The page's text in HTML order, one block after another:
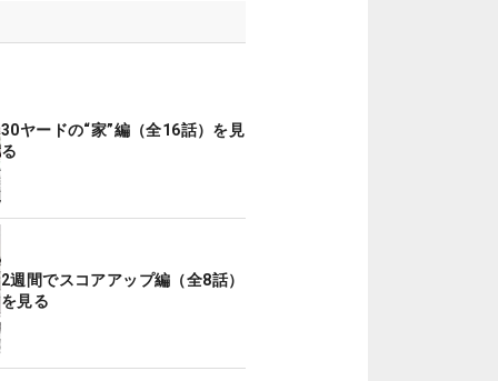
30ヤードの“家”編（全16話）を見
る
2週間でスコアアップ編（全8話）
を見る